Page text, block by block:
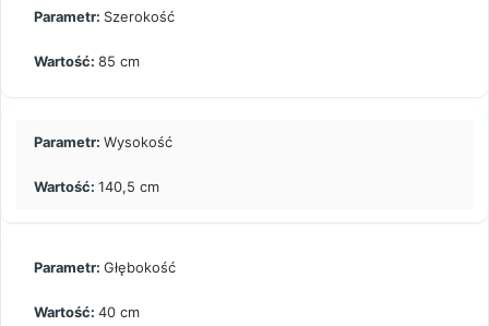
Szerokość
85 cm
Wysokość
140,5 cm
Głębokość
40 cm